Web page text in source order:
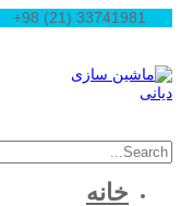
+98 (21) 33741981
خانه